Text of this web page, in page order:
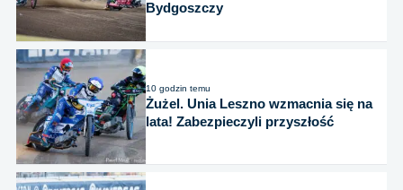
Bydgoszczy
10 godzin temu
Żużel. Unia Leszno wzmacnia się na
lata! Zabezpieczyli przyszłość